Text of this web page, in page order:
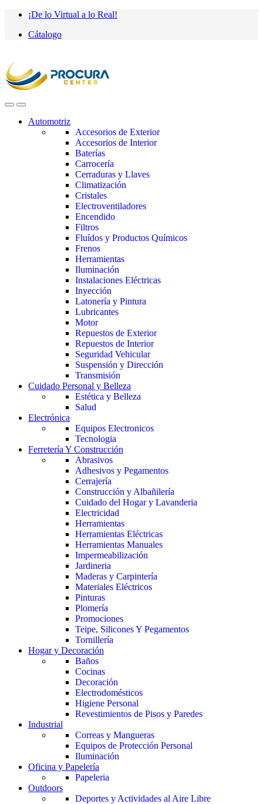
Saltar
navegación
saltar
contenido
¡De lo Virtual a lo Real!
Cátalogo
Automotriz
Accesorios de Exterior
Accesorios de Interior
Baterías
Carrocería
Cerraduras y Llaves
Climatización
Cristales
Electroventiladores
Encendido
Filtros
Fluídos y Productos Químicos
Frenos
Herramientas
Iluminación
Instalaciones Eléctricas
Inyección
Latonería y Pintura
Lubricantes
Motor
Repuestos de Exterior
Repuestos de Interior
Seguridad Vehicular
Suspensión y Dirección
Transmisión
Cuidado Personal y Belleza
Estética y Belleza
Salud
Electrónica
Equipos Electronicos
Tecnologia
Ferretería Y Construcción
Abrasivos
Adhesivos y Pegamentos
Cerrajería
Construcción y Albañilería
Cuidado del Hogar y Lavanderia
Electricidad
Herramientas
Herramientas Eléctricas
Herramientas Manuales
Impermeabilización
Jardineria
Maderas y Carpintería
Materiales Eléctricos
Pinturas
Plomería
Promociones
Teipe, Silicones Y Pegamentos
Tornillería
Hogar y Decoración
Baños
Cocinas
Decoración
Electrodomésticos
Higiene Personal
Revestimientos de Pisos y Paredes
Industrial
Correas y Mangueras
Equipos de Protección Personal
Iluminación
Oficina y Papelería
Papeleria
Outdoors
Deportes y Actividades al Aire Libre